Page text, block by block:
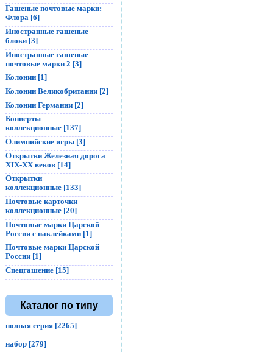
Гашеные почтовые марки:
Флора [6]
Иностранные гашеные
блоки [3]
Иностранные гашеные
почтовые марки 2 [3]
Колонии [1]
Колонии Великобритании [2]
Колонии Германии [2]
Конверты
коллекционные [137]
Олимпийские игры [3]
Открытки Железная дорога
XIX-XX веков [14]
Открытки
коллекционные [133]
Почтовые карточки
коллекционные [20]
Почтовые марки Царской
России с наклейками [1]
Почтовые марки Царской
России [1]
Спецгашение [15]
Каталог по типу
полная серия [2265]
набор [279]